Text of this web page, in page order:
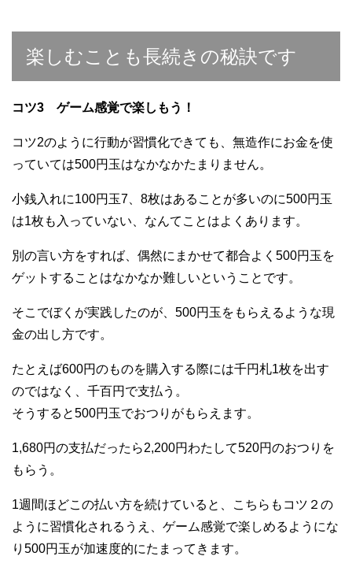
楽しむことも長続きの秘訣です
コツ3 ゲーム感覚で楽しもう！
コツ2のように行動が習慣化できても、無造作にお金を使
っていては500円玉はなかなかたまりません。
小銭入れに100円玉7、8枚はあることが多いのに500円玉
は1枚も入っていない、なんてことはよくあります。
別の言い方をすれば、偶然にまかせて都合よく500円玉を
ゲットすることはなかなか難しいということです。
そこでぼくが実践したのが、500円玉をもらえるような現
金の出し方です。
たとえば600円のものを購入する際には千円札1枚を出す
のではなく、千百円で支払う。
そうすると500円玉でおつりがもらえます。
1,680円の支払だったら2,200円わたして520円のおつりを
もらう。
1週間ほどこの払い方を続けていると、こちらもコツ２の
ように習慣化されるうえ、ゲーム感覚で楽しめるようにな
り500円玉が加速度的にたまってきます。